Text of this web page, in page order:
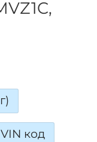
код